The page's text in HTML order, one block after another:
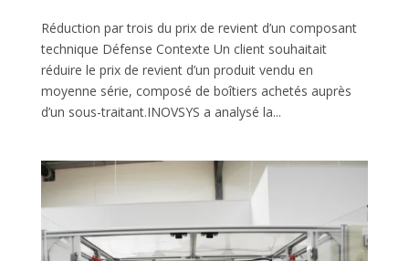
Réduction par trois du prix de revient d’un composant
technique Défense Contexte Un client souhaitait
réduire le prix de revient d’un produit vendu en
moyenne série, composé de boîtiers achetés auprès
d’un sous-traitant.INOVSYS a analysé la...